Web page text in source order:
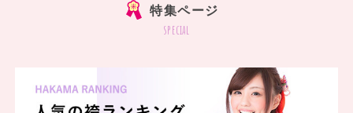
特集ページ
special